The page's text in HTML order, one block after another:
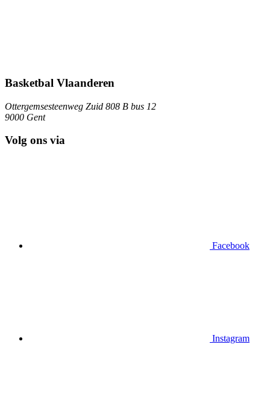
Basketbal Vlaanderen
Ottergemsesteenweg Zuid 808 B bus 12
9000 Gent
Volg ons via
Facebook
Instagram